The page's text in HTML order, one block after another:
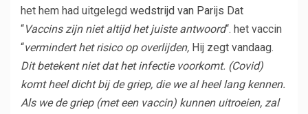
het hem had uitgelegd wedstrijd van Parijs Dat
“Vaccins zijn niet altijd het juiste antwoord“. het vaccin
“vermindert het risico op overlijden, Hij zegt vandaag.
Dit betekent niet dat het infectie voorkomt. (Covid)
komt heel dicht bij de griep, die we al heel lang kennen.
Als we de griep (met een vaccin) kunnen uitroeien, zal